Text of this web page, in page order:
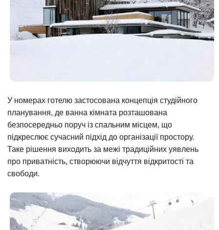
У номерах готелю застосована концепція студійного
планування, де ванна кімната розташована
безпосередньо поруч із спальним місцем, що
підкреслює сучасний підхід до організації простору.
Таке рішення виходить за межі традиційних уявлень
про приватність, створюючи відчуття відкритості та
свободи.